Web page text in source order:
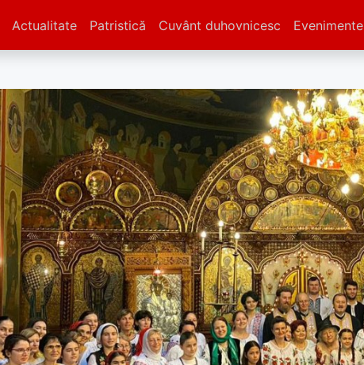
Actualitate Patristică Cuvânt duhovnicesc Evenimente